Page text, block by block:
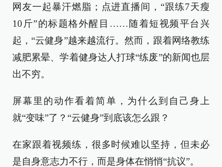
网友一起暴汗燃脂；点进直播间，“跟练7天瘦
10斤”的标题格外醒目……随着短视频平台兴
起，“云健身”越来越流行。然而，跟着网络教练
减肥累晕、学着健身达人打球“练废”的新闻也层
出不穷。
屏幕里的动作看着简单，为什么到自己身上
就“变味”了？“云健身”到底该怎么跟？
在家跟着视频练，很多时候难以坚持，但未必
是自身意志力不行，而是身体在悄悄“抗议”。